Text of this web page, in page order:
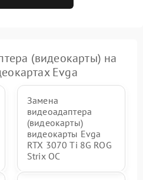
(видеокарты) на
Evga
Замена
видеоадаптера
(видеокарты)
видеокарты Evga
RTX 3070 Ti 8G ROG
Strix OC